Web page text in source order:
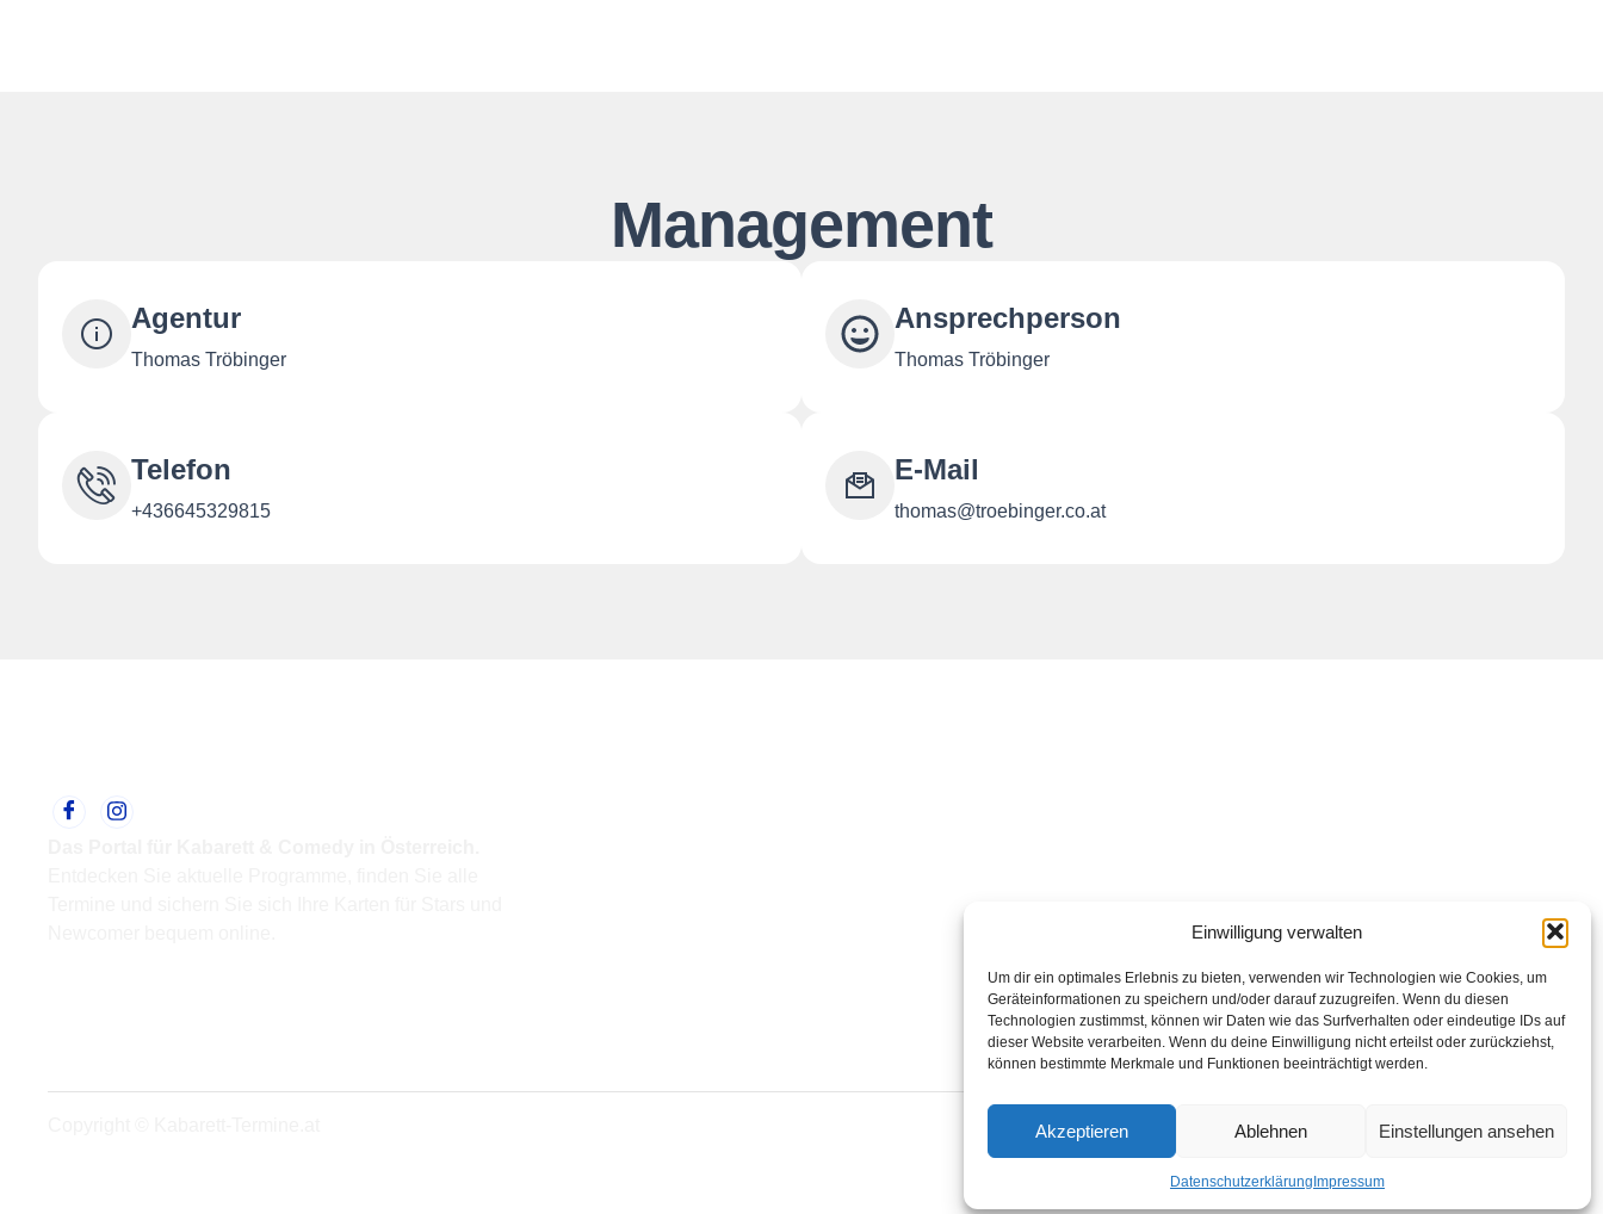
Einwilligung verwalten
Um dir ein optimales Erlebnis zu bieten, verwenden wir Technologien wie Cookies, um
Geräteinformationen zu speichern und/oder darauf zuzugreifen. Wenn du diesen
Technologien zustimmst, können wir Daten wie das Surfverhalten oder eindeutige IDs auf
dieser Website verarbeiten. Wenn du deine Einwilligung nicht erteilst oder zurückziehst,
können bestimmte Merkmale und Funktionen beeinträchtigt werden.
Akzeptieren Ablehnen Einstellungen ansehen
Datenschutzerklärung Impressum
Management
Agentur
Thomas Tröbinger
Ansprechperson
Thomas Tröbinger
Telefon
+436645329815
E-Mail
thomas@troebinger.co.at